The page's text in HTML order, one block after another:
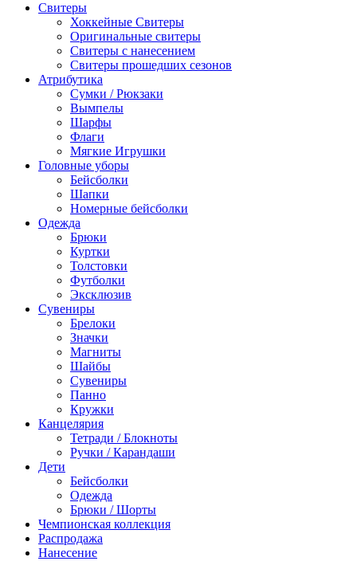
Свитеры
Хоккейные Свитеры
Оригинальные свитеры
Свитеры с нанесением
Свитеры прошедших сезонов
Атрибутика
Сумки / Рюкзаки
Вымпелы
Шарфы
Флаги
Мягкие Игрушки
Головные уборы
Бейсболки
Шапки
Номерные бейсболки
Одежда
Брюки
Куртки
Толстовки
Футболки
Эксклюзив
Сувениры
Брелоки
Значки
Магниты
Шайбы
Сувениры
Панно
Кружки
Канцелярия
Тетради / Блокноты
Ручки / Карандаши
Дети
Бейсболки
Одежда
Брюки / Шорты
Чемпионская коллекция
Распродажа
Нанесение